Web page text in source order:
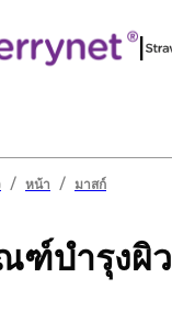
|
/ หน้า / มาสก์
ฑ์บำรุงผิว